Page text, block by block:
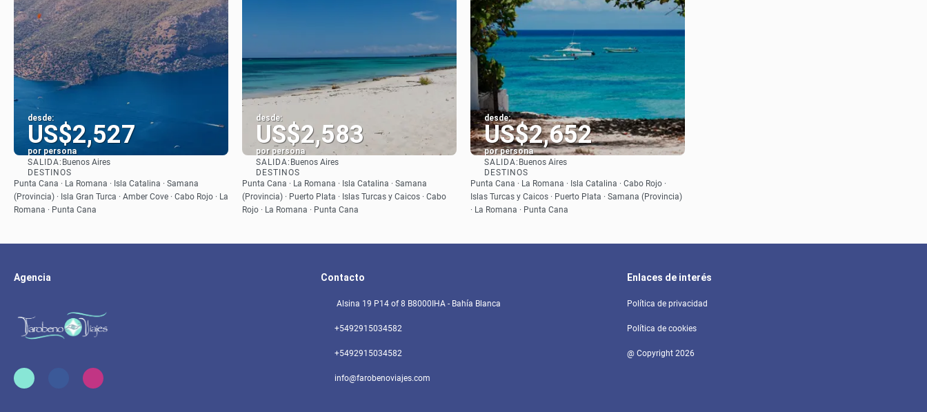
desde:
US$2,527
por persona
SALIDA: Buenos Aires
DESTINOS
Punta Cana · La Romana · Isla Catalina · Samana
(Provincia) · Isla Gran Turca · Amber Cove · Cabo Rojo · La
Romana · Punta Cana
desde:
US$2,583
por persona
SALIDA: Buenos Aires
DESTINOS
Punta Cana · La Romana · Isla Catalina · Samana
(Provincia) · Puerto Plata · Islas Turcas y Caicos · Cabo
Rojo · La Romana · Punta Cana
desde:
US$2,652
por persona
SALIDA: Buenos Aires
DESTINOS
Punta Cana · La Romana · Isla Catalina · Cabo Rojo ·
Islas Turcas y Caicos · Puerto Plata · Samana (Provincia)
· La Romana · Punta Cana
Agencia Contacto
Alsina 19 P14 of 8 B8000IHA - Bahía Blanca
+5492915034582
+5492915034582
info@farobenoviajes.com
Enlaces de interés
Política de privacidad
Política de cookies
@ Copyright 2026